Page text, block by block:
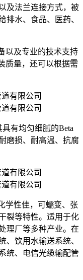
及法兰连接方式，被
排水、食品、医药、
以及专业的技术支持
质量，还可以根据需
有均匀细腻的Beta
磨损、耐高温、抗腐
学性佳，可蠕变、张
裂等特性。适用于化
理厂等多种产业。在
、饮用水输送系统、
统、电信光缆输配管